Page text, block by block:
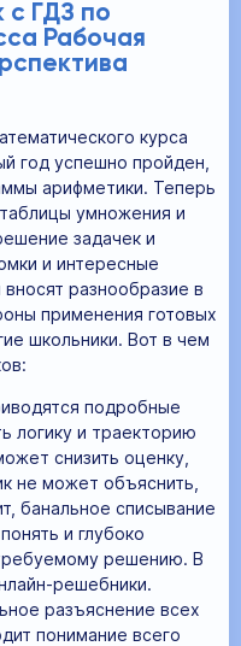
с ГДЗ по
Рабочая
курса
год успешно пройден,
арифметики. Теперь
умножения и
задачек и
и интересные
разнообразие в
применения готовых
школьники. Вот в чем
подробные
логику и траекторию
снизить оценку,
не может объяснить,
банальное списывание
и глубоко
решению. В
решебники.
разъяснение всех
понимание всего